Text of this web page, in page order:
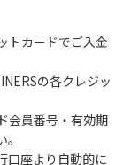
トカードでご入金
の各クレジッ
会員番号・有効期
口座より自動的に